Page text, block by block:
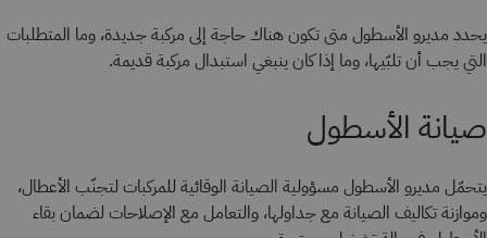
يحدد مديرو الأسطول متى تكون هناك حاجة إلى مركبة جديدة، وما المتطلبات
التي يجب أن تلبّيها، وما إذا كان ينبغي استبدال مركبة قديمة.
صيانة الأسطول
يتحمّل مديرو الأسطول مسؤولية الصيانة الوقائية للمركبات لتجنّب الأعطال،
وموازنة تكاليف الصيانة مع جداولها، والتعامل مع الإصلاحات لضمان بقاء